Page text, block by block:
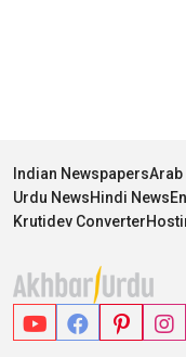
Indian NewspapersArab
Urdu NewsHindi News
Krutidev Converter